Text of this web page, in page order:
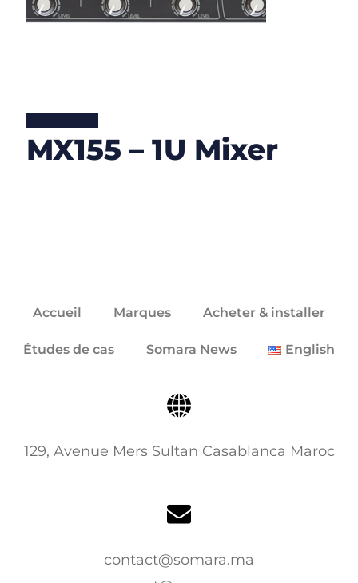
MX155 – 1U Mixer
Accueil Marques Acheter & installer
Études de cas Somara News English
129, Avenue Mers Sultan Casablanca Maroc
contact@somara.ma